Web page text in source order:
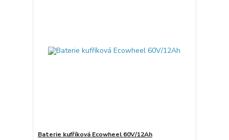
Baterie kufříková Ecowheel 60V/12Ah